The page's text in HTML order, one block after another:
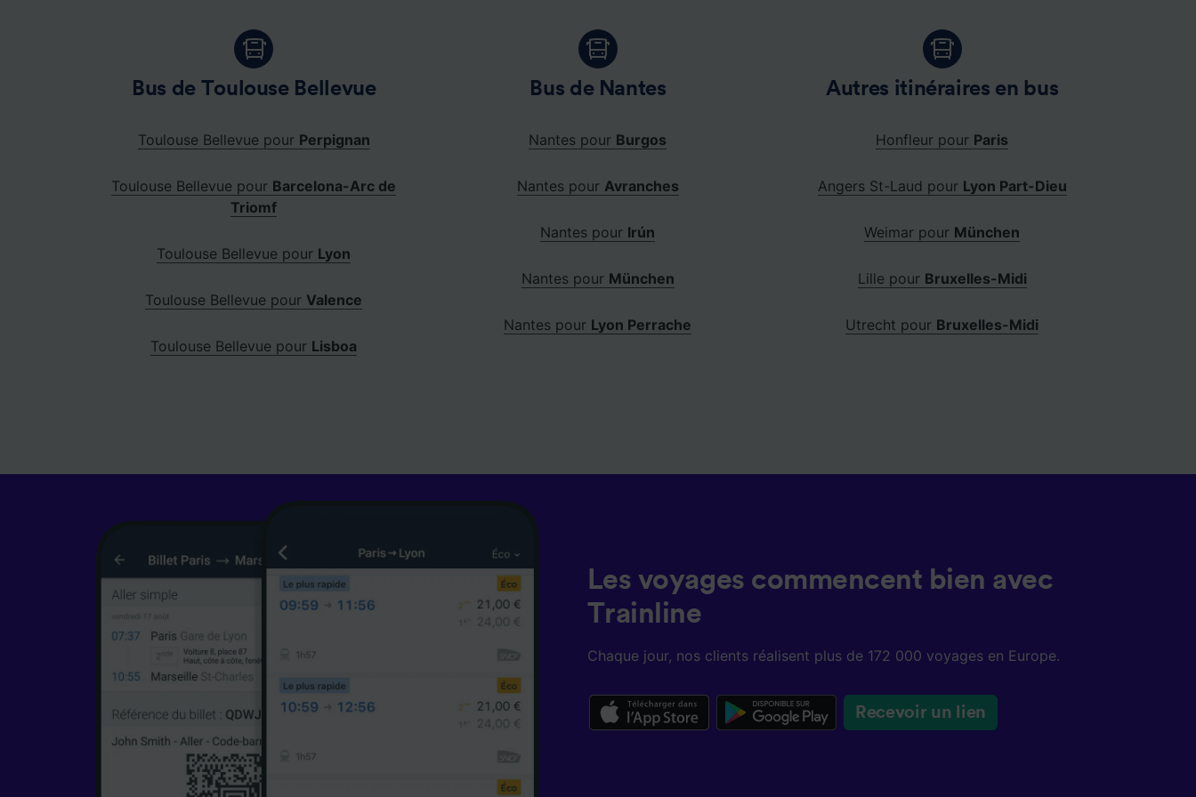
Bus de Toulouse Bellevue
Toulouse Bellevue pour Perpignan
Toulouse Bellevue pour Barcelona-Arc de
Triomf
Toulouse Bellevue pour Lyon
Toulouse Bellevue pour Valence
Toulouse Bellevue pour Lisboa
Bus de Nantes
Nantes pour Burgos
Nantes pour Avranches
Nantes pour Irún
Nantes pour München
Nantes pour Lyon Perrache
Autres itinéraires en bus
Honfleur pour Paris
Angers St-Laud pour Lyon Part-Dieu
Weimar pour München
Lille pour Bruxelles-Midi
Utrecht pour Bruxelles-Midi
Les voyages commencent bien avec
Trainline
Chaque jour, nos clients réalisent plus de 172 000 voyages en Europe.
Recevoir un lien